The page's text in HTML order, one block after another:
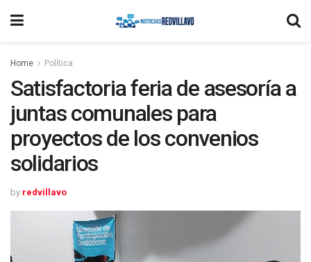
Home Política
Satisfactoria feria de asesoría a
juntas comunales para
proyectos de los convenios
solidarios
by redvillavo